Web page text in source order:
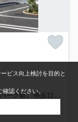
ク前」 停歩11分
ト対応
ビス向上検討を目的と
確認ください。